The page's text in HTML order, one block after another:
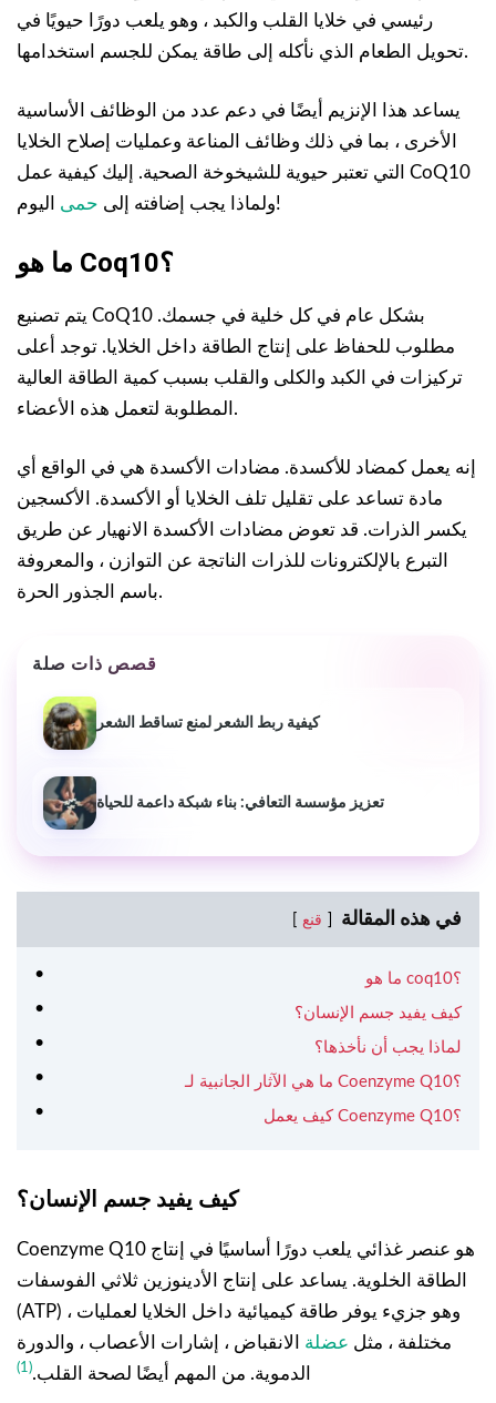
رئيسي في خلايا القلب والكبد ، وهو يلعب دورًا حيويًا في
تحويل الطعام الذي نأكله إلى طاقة يمكن للجسم استخدامها.
يساعد هذا الإنزيم أيضًا في دعم عدد من الوظائف الأساسية
الأخرى ، بما في ذلك وظائف المناعة وعمليات إصلاح الخلايا
التي تعتبر حيوية للشيخوخة الصحية. إليك كيفية عمل CoQ10
ولماذا يجب إضافته إلى حمى اليوم!
ما هو Coq10؟
يتم تصنيع CoQ10 بشكل عام في كل خلية في جسمك.
مطلوب للحفاظ على إنتاج الطاقة داخل الخلايا. توجد أعلى
تركيزات في الكبد والكلى والقلب بسبب كمية الطاقة العالية
المطلوبة لتعمل هذه الأعضاء.
إنه يعمل كمضاد للأكسدة. مضادات الأكسدة هي في الواقع أي
مادة تساعد على تقليل تلف الخلايا أو الأكسدة. الأكسجين
يكسر الذرات. قد تعوض مضادات الأكسدة الانهيار عن طريق
التبرع بالإلكترونات للذرات الناتجة عن التوازن ، والمعروفة
باسم الجذور الحرة.
قصص ذات صلة
كيفية ربط الشعر لمنع تساقط الشعر
تعزيز مؤسسة التعافي: بناء شبكة داعمة للحياة
في هذه المقالة قنع
ما هو coq10؟
كيف يفيد جسم الإنسان؟
لماذا يجب أن نأخذها؟
ما هي الآثار الجانبية لـ Coenzyme Q10؟
كيف يعمل Coenzyme Q10؟
كيف يفيد جسم الإنسان؟
Coenzyme Q10 هو عنصر غذائي يلعب دورًا أساسيًا في إنتاج
الطاقة الخلوية. يساعد على إنتاج الأدينوزين ثلاثي الفوسفات
(ATP) ، وهو جزيء يوفر طاقة كيميائية داخل الخلايا لعمليات
مختلفة ، مثل عضلة
الانقباض ، إشارات الأعصاب ، والدورة
الدموية. من المهم أيضًا لصحة القلب.(1)